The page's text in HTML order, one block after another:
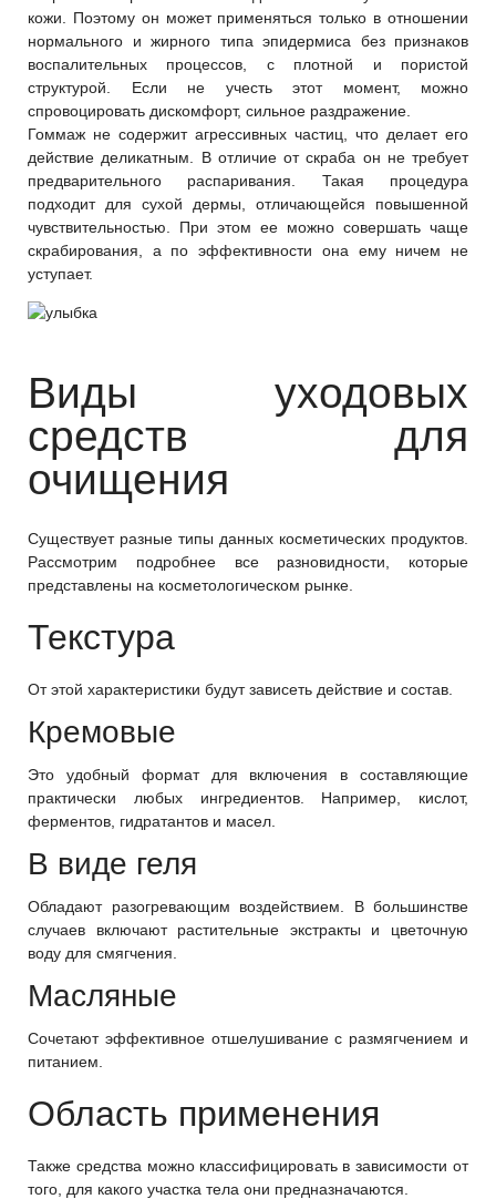
кожи. Поэтому он может применяться только в отношении
нормального и жирного типа эпидермиса без признаков
воспалительных процессов, с плотной и пористой
структурой. Если не учесть этот момент, можно
спровоцировать дискомфорт, сильное раздражение.
Гоммаж не содержит агрессивных частиц, что делает его
действие деликатным. В отличие от скраба он не требует
предварительного распаривания. Такая процедура
подходит для сухой дермы, отличающейся повышенной
чувствительностью. При этом ее можно совершать чаще
скрабирования, а по эффективности она ему ничем не
уступает.
Виды уходовых
средств для
очищения
Существует разные типы данных косметических продуктов.
Рассмотрим подробнее все разновидности, которые
представлены на косметологическом рынке.
Текстура
От этой характеристики будут зависеть действие и состав.
Кремовые
Это удобный формат для включения в составляющие
практически любых ингредиентов. Например, кислот,
ферментов, гидратантов и масел.
В виде геля
Обладают разогревающим воздействием. В большинстве
случаев включают растительные экстракты и цветочную
воду для смягчения.
Масляные
Сочетают эффективное отшелушивание с размягчением и
питанием.
Область применения
Также средства можно классифицировать в зависимости от
того, для какого участка тела они предназначаются.